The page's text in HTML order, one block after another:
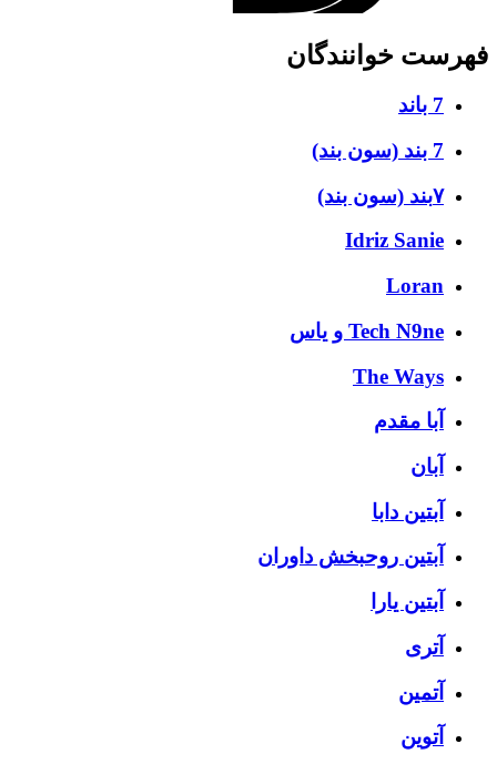
فهرست خوانندگان
7 باند
7 بند (سون بند)
۷بند (سون بند)
Idriz Sanie
Loran
Tech N9ne و یاس
The Ways
آبا مقدم
آبان
آبتین دابا
آبتین روحبخش داوران
آبتین یارا
آتری
آتمین
آتوین